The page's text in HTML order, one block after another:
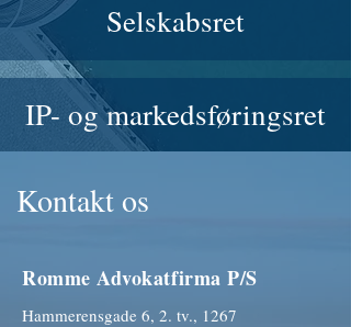
Selskabsret
IP- og markedsføringsret
Kontakt os
Romme Advokatfirma P/S
Hammerensgade 6, 2. tv., 1267